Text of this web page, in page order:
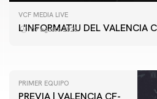
VCF MEDIA LIVE
L'INFORMATIU DEL VALENCIA
07 agosto 2026
PRIMER EQUIPO
ENTRENAMIENTO DEL
PRIMER EQUIPO
PREVIA | VALENCIA CF-